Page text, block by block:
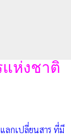
ห่งชาติ
ลกเปลี่ยนสาร ที่มี